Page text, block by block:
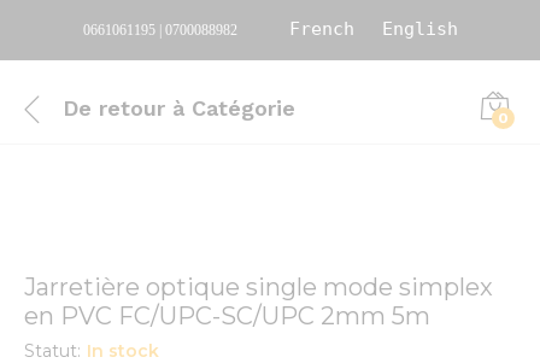
0661061195 | 0700088982 French English
De retour à Catégorie 0
Jarretière optique single mode simplex
en PVC FC/UPC-SC/UPC 2mm 5m
Statut: In stock